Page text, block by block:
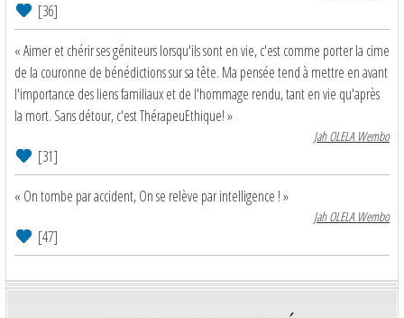
[36]
« Aimer et chérir ses géniteurs lorsqu'ils sont en vie, c'est comme porter la cime
de la couronne de bénédictions sur sa tête. Ma pensée tend à mettre en avant
l'importance des liens familiaux et de l'hommage rendu, tant en vie qu'après
la mort. Sans détour, c'est ThérapeuEthique! »
Jah OLELA Wembo
[31]
« On tombe par accident, On se relève par intelligence ! »
Jah OLELA Wembo
[47]